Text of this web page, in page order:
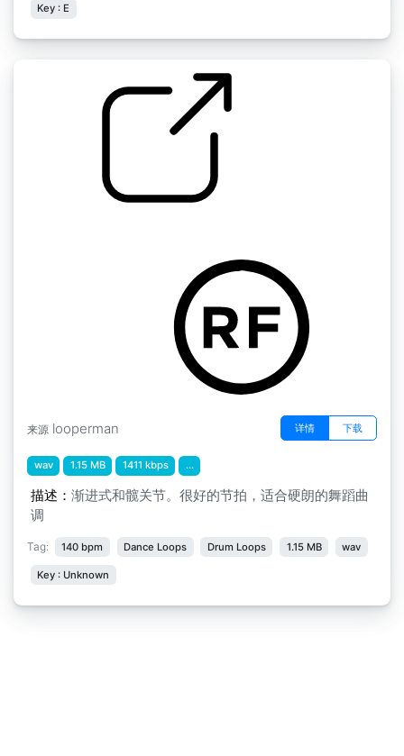
Key : E
来源 looperman 详情 下载
wav 1.15 MB 1411 kbps ...
描述： 渐进式和髋关节。很好的节拍，适合硬朗的舞蹈曲
调
Tag: 140 bpm Dance Loops Drum Loops 1.15 MB wav
Key : Unknown